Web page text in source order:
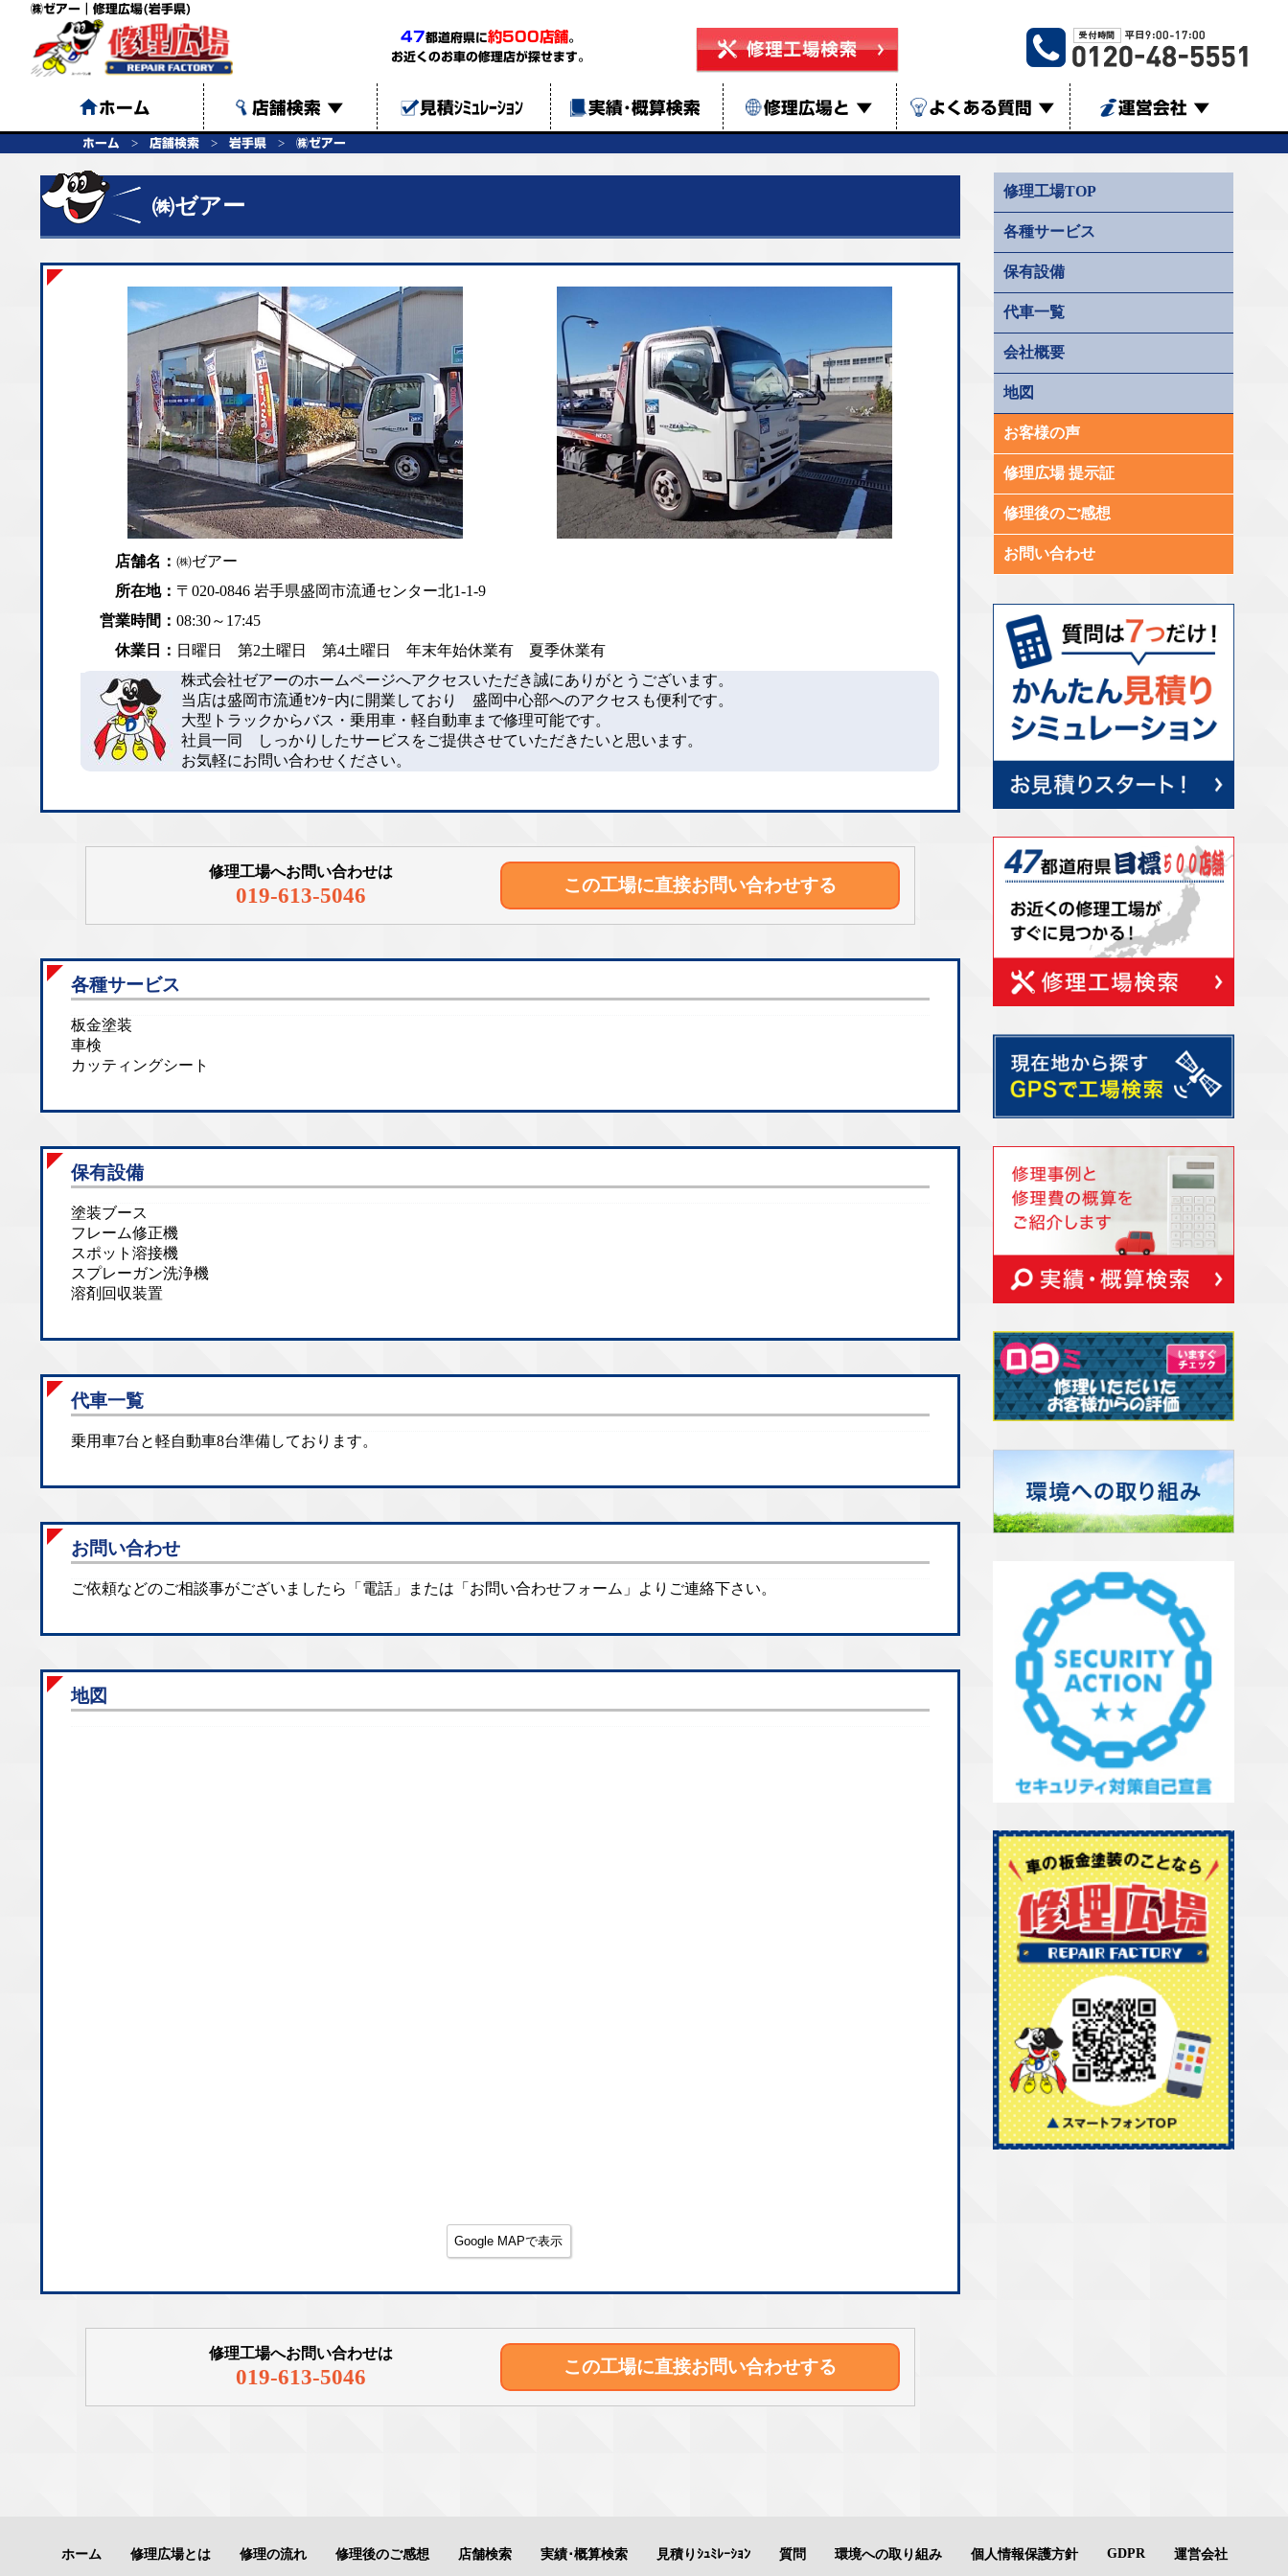
㈱ゼアー｜修理広場(岩手県)
47都道府県に約500店舗。
お近くのお車の修理店が探せます。
ホーム 店舗検索 ▼ 見積ｼﾐｭﾚｰｼｮﾝ 実績･概算検索 修理広場と ▼ よくある質問 ▼ 運営会社 ▼
ホーム 店舗検索 岩手県 ㈱ゼアー
㈱ゼアー
店舗名： ㈱ゼアー
所在地： 〒020-0846 岩手県盛岡市流通センター北1-1-9
営業時間： 08:30～17:45
休業日： 日曜日 第2土曜日 第4土曜日 年末年始休業有 夏季休業有
株式会社ゼアーのホームページへアクセスいただき誠にありがとうございます。
当店は盛岡市流通ｾﾝﾀｰ内に開業しており 盛岡中心部へのアクセスも便利です。
大型トラックからバス・乗用車・軽自動車まで修理可能です。
社員一同 しっかりしたサービスをご提供させていただきたいと思います。
お気軽にお問い合わせください。
修理工場へお問い合わせは
019-613-5046 この工場に直接お問い合わせする
各種サービス
板金塗装
車検
カッティングシート
保有設備
塗装ブース
フレーム修正機
スポット溶接機
スプレーガン洗浄機
溶剤回収装置
代車一覧
乗用車7台と軽自動車8台準備しております。
お問い合わせ
ご依頼などのご相談事がございましたら「電話」または「お問い合わせフォーム」よりご連絡下さい。
地図
Google MAPで表示
修理工場へお問い合わせは
019-613-5046 この工場に直接お問い合わせする
修理工場TOP
各種サービス
保有設備
代車一覧
会社概要
地図
お客様の声
修理広場 提示証
修理後のご感想
お問い合わせ
ホーム 修理広場とは 修理の流れ 修理後のご感想 店舗検索 実績･概算検索 見積りｼｭﾐﾚｰｼｮﾝ 質問 環境への取り組み 個人情報保護方針 GDPR 運営会社